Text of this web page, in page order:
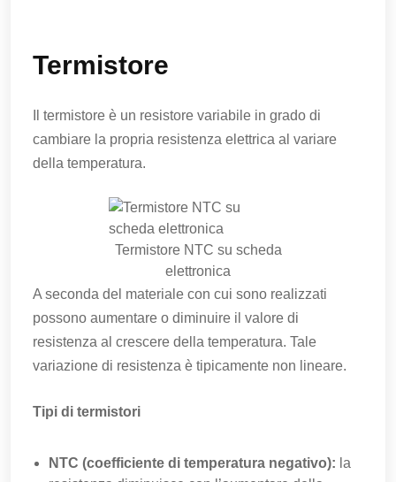
Termistore
Il termistore è un resistore variabile in grado di
cambiare la propria resistenza elettrica al variare
della temperatura.
Termistore NTC su scheda
elettronica
A seconda del materiale con cui sono realizzati
possono aumentare o diminuire il valore di
resistenza al crescere della temperatura. Tale
variazione di resistenza è tipicamente non lineare.
Tipi di termistori
NTC (coefficiente di temperatura negativo): la